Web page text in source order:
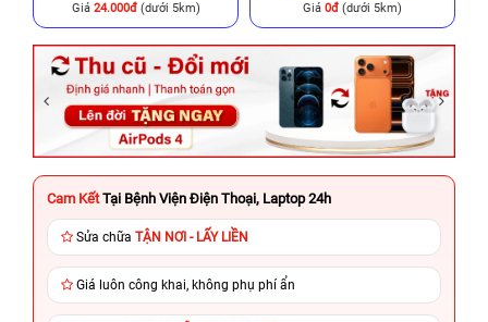
Giá 24.000đ(dưới 5km) Giá 0đ (dưới 5km)
Cam Kết Tại Bệnh Viện Điện Thoại, Laptop 24h
Sửa chữa TẬN NƠI - LẤY LIỀN
Giá luôn công khai, không phụ phí ẩn